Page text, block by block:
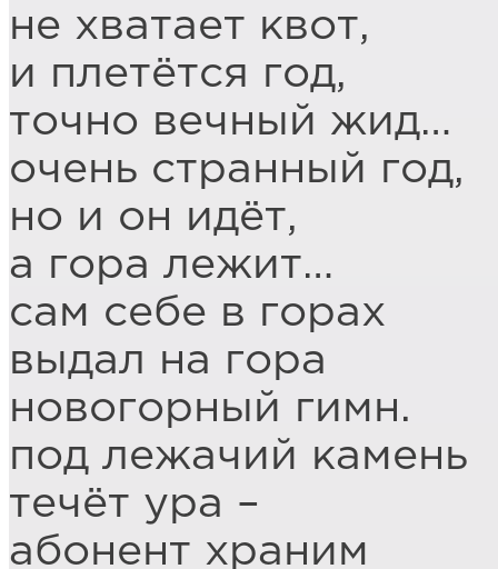
не хватает квот,
и плетётся год,
точно вечный жид…
очень странный год,
но и он идёт,
а гора лежит…
сам себе в горах
выдал на гора
новогорный гимн.
под лежачий камень
течёт ура –
абонент храним